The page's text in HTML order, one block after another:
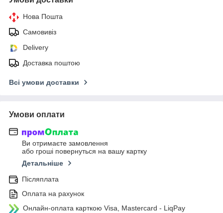
Нова Пошта
Самовивіз
Delivery
Доставка поштою
Всі умови доставки
Умови оплати
Ви отримаєте замовлення
або гроші повернуться на вашу картку
Детальніше
Післяплата
Оплата на рахунок
Онлайн-оплата карткою Visa, Mastercard - LiqPay